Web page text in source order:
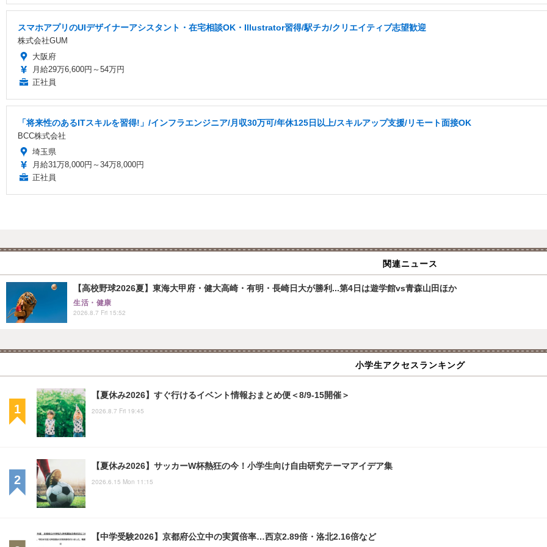
スマホアプリのUIデザイナーアシスタント・在宅相談OK・Illustrator習得/駅チカ/クリエイティブ志望歓迎
株式会社GUM
大阪府
月給29万6,600円～54万円
正社員
「将来性のあるITスキルを習得!」/インフラエンジニア/月収30万可/年休125日以上/スキルアップ支援/リモート面接OK
BCC株式会社
埼玉県
月給31万8,000円～34万8,000円
正社員
関連ニュース
【高校野球2026夏】東海大甲府・健大高崎・有明・長崎日大が勝利...第4日は遊学館vs青森山田ほか
生活・健康
2026.8.7 Fri 15:52
小学生アクセスランキング
【夏休み2026】すぐ行けるイベント情報おまとめ便＜8/9-15開催＞
2026.8.7 Fri 19:45
【夏休み2026】サッカーW杯熱狂の今！小学生向け自由研究テーマアイデア集
2026.6.15 Mon 11:15
【中学受験2026】京都府公立中の実質倍率…西京2.89倍・洛北2.16倍など